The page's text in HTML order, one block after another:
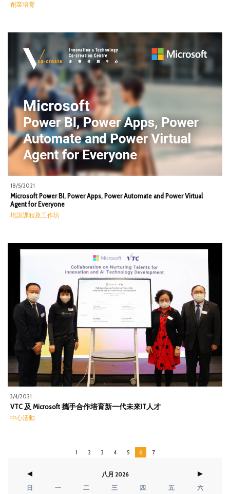
創業培育
18/5/2021
Microsoft Power BI, Power Apps, Power Automate and Power Virtual
Agent for Everyone
培訓課程及工作坊
3/4/2021
VTC 及 Microsoft 攜手合作培育新一代未來IT人才
中心活動
1 2 3 4 5 6 7
八月 2026
日
一 二 三 四 五
六